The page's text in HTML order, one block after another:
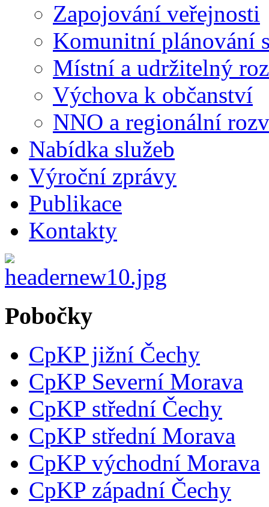
Zapojování veřejnosti
Komunitní plánování
Místní a udržitelný
Výchova k občanství
NNO a regionální
Nabídka služeb
Výroční zprávy
Publikace
Kontakty
Pobočky
CpKP jižní Čechy
CpKP Severní Morava
CpKP střední Čechy
CpKP střední Morava
CpKP východní Morava
CpKP západní Čechy